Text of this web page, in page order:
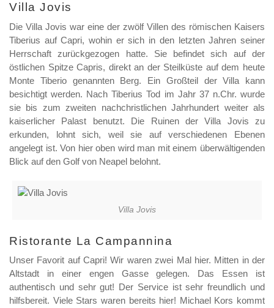
Villa Jovis
Die Villa Jovis war eine der zwölf Villen des römischen Kaisers
Tiberius auf Capri, wohin er sich in den letzten Jahren seiner
Herrschaft zurückgezogen hatte. Sie befindet sich auf der
östlichen Spitze Capris, direkt an der Steilküste auf dem heute
Monte Tiberio genannten Berg. Ein Großteil der Villa kann
besichtigt werden. Nach Tiberius Tod im Jahr 37 n.Chr. wurde
sie bis zum zweiten nachchristlichen Jahrhundert weiter als
kaiserlicher Palast benutzt. Die Ruinen der Villa Jovis zu
erkunden, lohnt sich, weil sie auf verschiedenen Ebenen
angelegt ist. Von hier oben wird man mit einem überwältigenden
Blick auf den Golf von Neapel belohnt.
Villa Jovis
Ristorante La Campannina
Unser Favorit auf Capri! Wir waren zwei Mal hier. Mitten in der
Altstadt in einer engen Gasse gelegen. Das Essen ist
authentisch und sehr gut! Der Service ist sehr freundlich und
hilfsbereit. Viele Stars waren bereits hier! Michael Kors kommt